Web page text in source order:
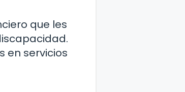
que les
en servicios